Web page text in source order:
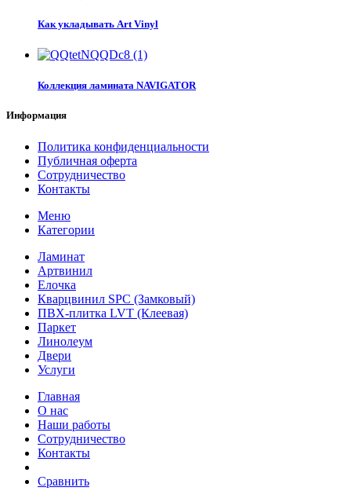
Как укладывать Art Vinyl
Коллекция ламината NAVIGATOR
Информация
Политика конфиденциальности
Публичная оферта
Сотрудничество
Контакты
Меню
Категории
Ламинат
Артвинил
Елочка
Кварцвинил SPC (Замковый)
ПВХ-плитка LVT (Клеевая)
Паркет
Линолеум
Двери
Услуги
Главная
О нас
Наши работы
Сотрудничество
Контакты
Сравнить